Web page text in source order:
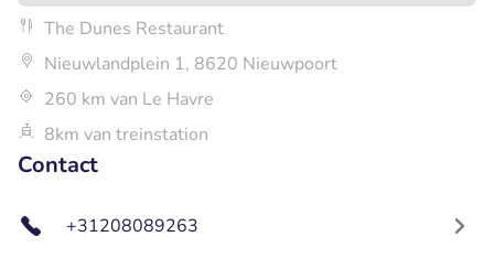
The Dunes Restaurant
Nieuwlandplein 1, 8620 Nieuwpoort
260 km van Le Havre
8km van treinstation
Contact
+31208089263